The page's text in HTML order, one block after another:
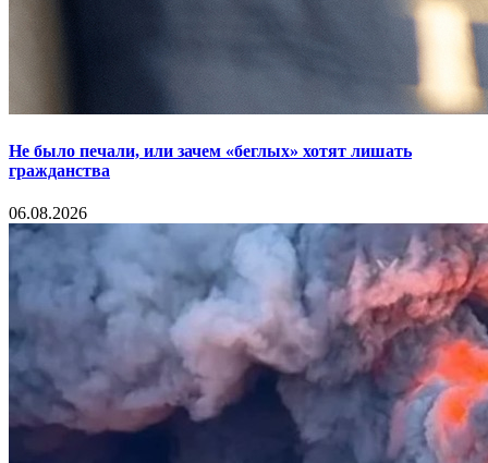
Не было печали, или зачем «беглых» хотят лишать
гражданства
06.08.2026